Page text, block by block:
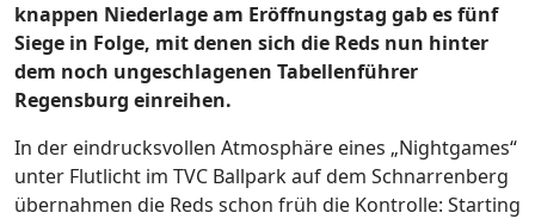
knappen Niederlage am Eröffnungstag gab es fünf
Siege in Folge, mit denen sich die Reds nun hinter
dem noch ungeschlagenen Tabellenführer
Regensburg einreihen.
In der eindrucksvollen Atmosphäre eines „Nightgames“
unter Flutlicht im TVC Ballpark auf dem Schnarrenberg
übernahmen die Reds schon früh die Kontrolle: Starting